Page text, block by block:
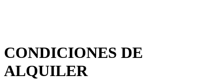
CONDICIONES DE
ALQUILER